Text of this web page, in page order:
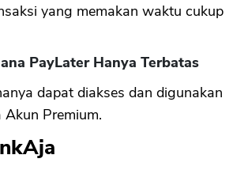
yang memakan waktu cukup
PayLater Hanya Terbatas
dapat diakses dan digunakan
Premium.